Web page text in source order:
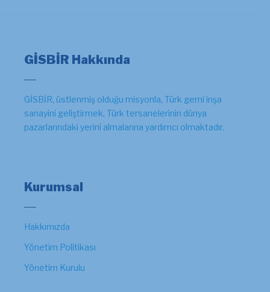
GİSBİR Hakkında
GİSBİR, üstlenmiş olduğu misyonla, Türk gemi inşa
sanayini geliştirmek, Türk tersanelerinin dünya
pazarlarındaki yerini almalarına yardımcı olmaktadır.
Kurumsal
Hakkımızda
Yönetim Politikası
Yönetim Kurulu